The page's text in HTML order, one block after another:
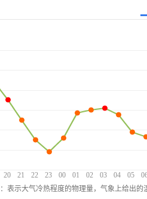
20 21 22 23 00 01 02 03 04 05
表示大气冷热程度的物理量，气象上给出